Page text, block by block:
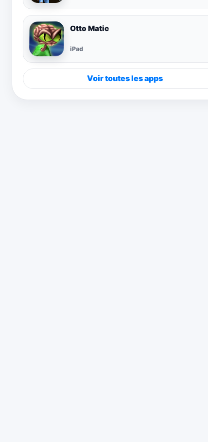
Otto Matic
iPad
Voir toutes les apps